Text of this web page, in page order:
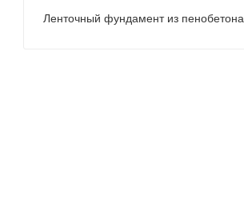
Ленточный фундамент из пенобетона